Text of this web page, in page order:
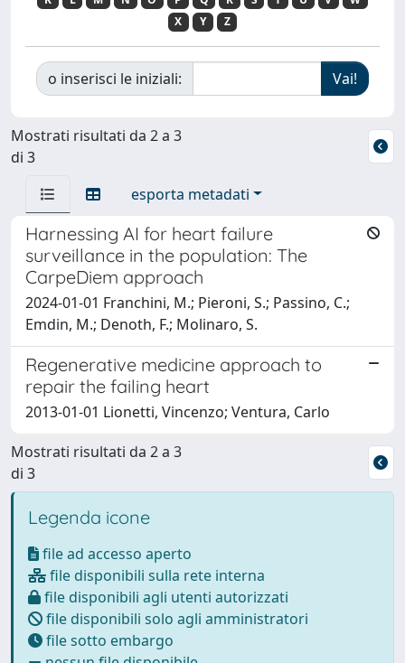
X
Y Z
o inserisci le iniziali:
Mostrati risultati da 2 a 3
di 3
esporta metadati
Harnessing AI for heart failure
surveillance in the population: The
CarpeDiem approach
2024-01-01 Franchini, M.; Pieroni, S.; Passino, C.;
Emdin, M.; Denoth, F.; Molinaro, S.
Regenerative medicine approach to
repair the failing heart
2013-01-01 Lionetti, Vincenzo; Ventura, Carlo
Mostrati risultati da 2 a 3
di 3
Legenda icone
file ad accesso aperto
file disponibili sulla rete interna
file disponibili agli utenti autorizzati
file disponibili solo agli amministratori
file sotto embargo